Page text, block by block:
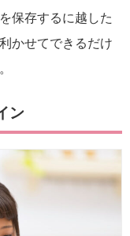
保存するに越した
かせてできるだけ
ン